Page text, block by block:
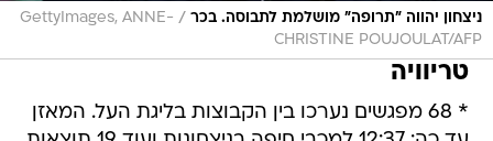
ניצחון יהווה "תרופה" מושלמת לתבוסה. בכר /
GettyImages, ANNE-
CHRISTINE POUJOULAT/AFP
טריוויה
* 68 מפגשים נערכו בין הקבוצות בליגת העל. המאזן